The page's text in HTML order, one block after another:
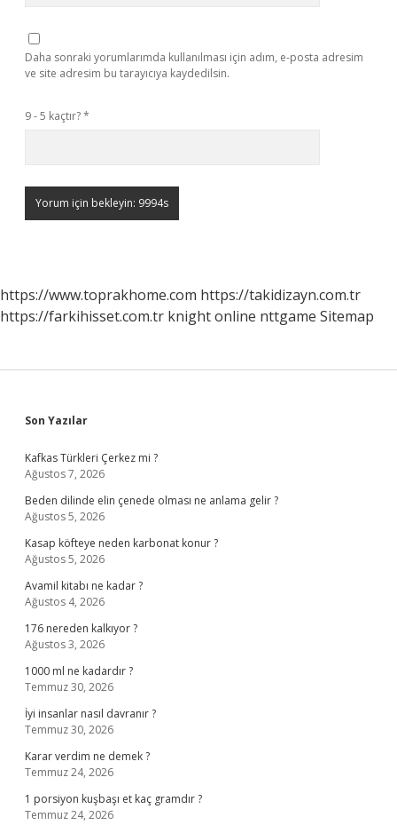
Daha sonraki yorumlarımda kullanılması için adım, e-posta adresim
ve site adresim bu tarayıcıya kaydedilsin.
9 - 5 kaçtır?*
https://www.toprakhome.com https://takidizayn.com.tr
https://farkihisset.com.tr knight online nttgame Sitemap
Sidebar
Son Yazılar
Kafkas Türkleri Çerkez mi ?
Ağustos 7, 2026
Beden dilinde elin çenede olması ne anlama gelir ?
Ağustos 5, 2026
Kasap köfteye neden karbonat konur ?
Ağustos 5, 2026
Avamil kitabı ne kadar ?
Ağustos 4, 2026
176 nereden kalkıyor ?
Ağustos 3, 2026
1000 ml ne kadardır ?
Temmuz 30, 2026
İyi insanlar nasıl davranır ?
Temmuz 30, 2026
Karar verdim ne demek ?
Temmuz 24, 2026
1 porsiyon kuşbaşı et kaç gramdır ?
Temmuz 24, 2026